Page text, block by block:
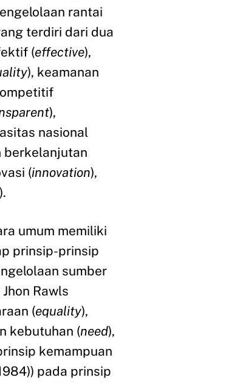
rantai
terdiri dari dua
(effective),
), keamanan
),
nasional
berkelanjutan
(innovation),
).
umum memiliki
prinsip-prinsip
sumber
Rawls
(equality),
kebutuhan (need),
kemampuan
pada prinsip